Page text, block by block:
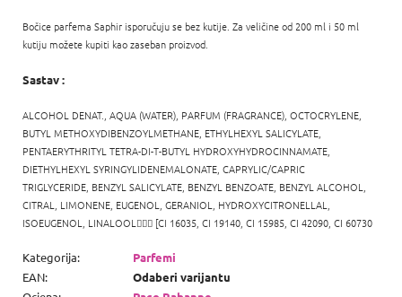
Bočice parfema Saphir isporučuju se bez kutije. Za veličine od 200 ml i 50 ml
kutiju možete kupiti kao zaseban proizvod.
Sastav :
ALCOHOL DENAT., AQUA (WATER), PARFUM (FRAGRANCE), OCTOCRYLENE,
BUTYL METHOXYDIBENZOYLMETHANE, ETHYLHEXYL SALICYLATE,
PENTAERYTHRITYL TETRA-DI-T-BUTYL HYDROXYHYDROCINNAMATE,
DIETHYLHEXYL SYRINGYLIDENEMALONATE, CAPRYLIC/CAPRIC
TRIGLYCERIDE, BENZYL SALICYLATE, BENZYL BENZOATE, BENZYL ALCOHOL,
CITRAL, LIMONENE, EUGENOL, GERANIOL,
HYDROXYCITRONELLAL,
ISOEUGENOL,
LINALOOL  [CI 16035, CI 19140, CI 15985, CI 42090, CI 60730
Kategorija:
Parfemi
EAN:
Odaberi varijantu